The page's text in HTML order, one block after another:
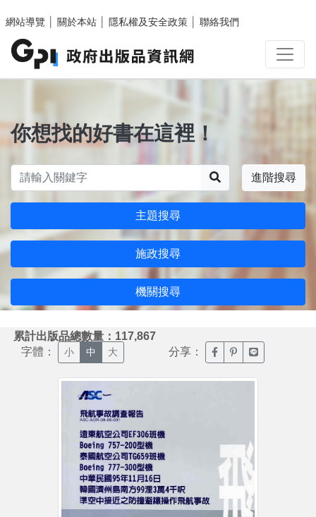
網站導覽
關於本站 隱私權及安全政策 聯絡我們
你想找的好書在這裡！
進階搜尋
主題搜尋
施政搜尋
機關搜尋
累計出版品總數量：117,867
字體： 小 中 大 分享： 臉書分享(另開新視窗)
噗浪分享(另開新
Line分享(另